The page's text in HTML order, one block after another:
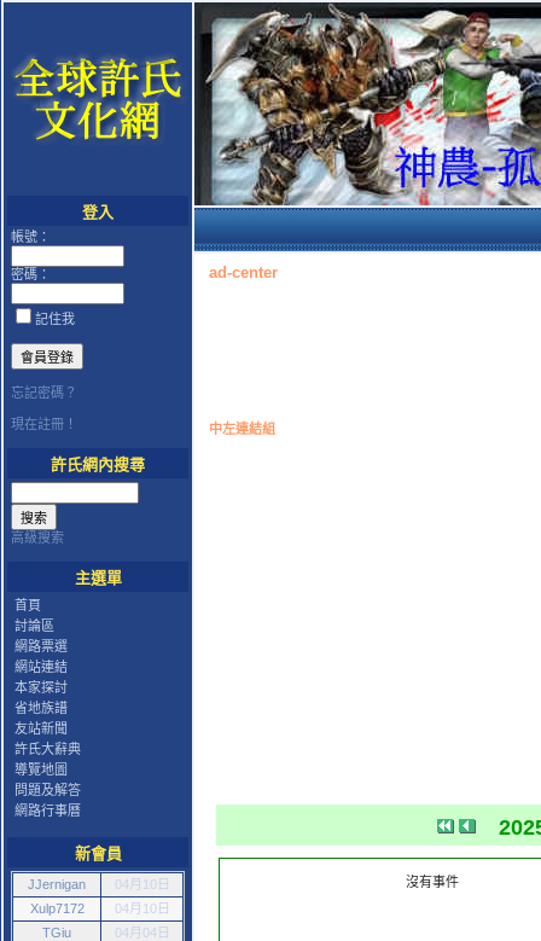
登入
帳號：
密碼：
記住我
忘記密碼？
現在註冊！
許氏網內搜尋
高級搜索
主選單
首頁
討論區
網路票選
網站連結
本家探討
省地族譜
友站新聞
許氏大辭典
導覽地圖
問題及解答
網路行事曆
新會員
JJernigan
04月10日
Xulp7172
04月10日
TGiu
04月04日
ad-center
中左連結組
沒有事件